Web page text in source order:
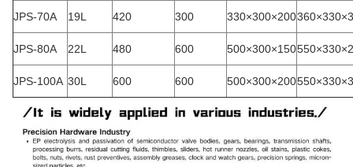
JPS-70A 19L 420 300 330×300×200
JPS-80A 22L 480 600 500×300×150
JPS-100A 30L 600 600 500×300×200